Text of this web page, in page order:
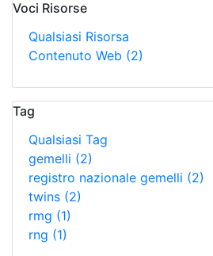
Voci Risorse
Qualsiasi Risorsa
Contenuto Web (2)
Tag
Qualsiasi Tag
gemelli (2)
registro nazionale gemelli (2)
twins (2)
rmg (1)
rng (1)